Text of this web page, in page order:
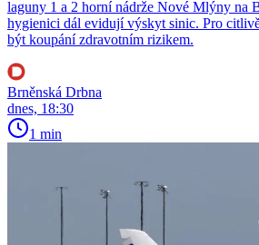
laguny 1 a 2 horní nádrže Nové Mlýny na
hygienici dál evidují výskyt sinic. Pro
být koupání zdravotním rizikem.
Brněnská Drbna
dnes, 18:30
1 min